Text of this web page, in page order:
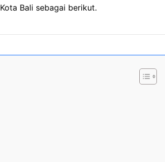
Bali sebagai berikut.